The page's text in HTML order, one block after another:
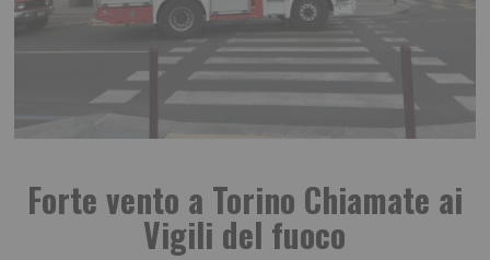
Forte vento a Torino Chiamate ai
Vigili del fuoco